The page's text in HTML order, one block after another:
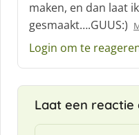
r
e
e
:
maken, en dan laat
gesmaakt….GUUS:)
Login om te
Laat een reactie